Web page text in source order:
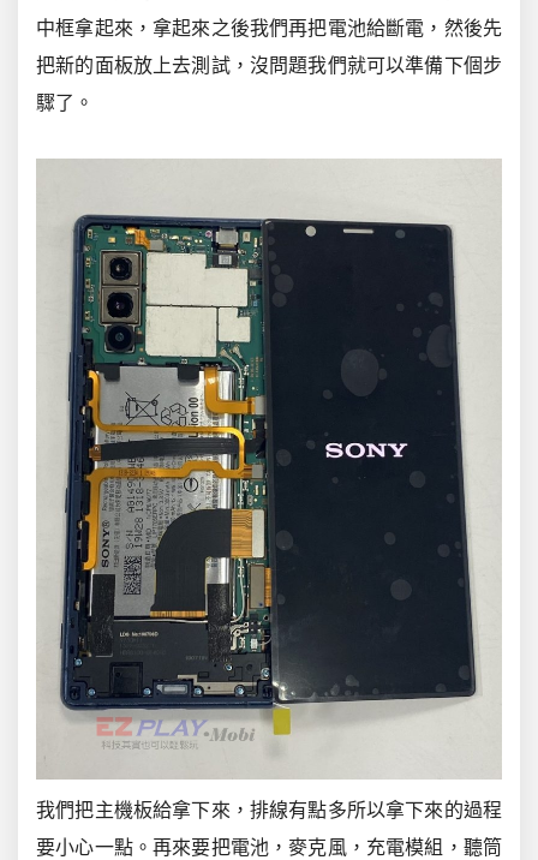
中框拿起來，拿起來之後我們再把電池給斷電，然後先
把新的面板放上去測試，沒問題我們就可以準備下個步
驟了。
我們把主機板給拿下來，排線有點多所以拿下來的過程
要小心一點。再來要把電池，麥克風，充電模組，聽筒